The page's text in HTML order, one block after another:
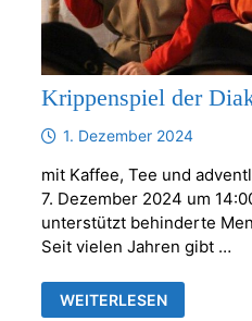
Krippenspiel der
1. Dezember 2024
mit Kaffee, Tee und
7. Dezember 2024 um
unterstützt behinderte
Seit vielen Jahren gibt …
KRIPPENSPIEL
DER
WEITERLESEN